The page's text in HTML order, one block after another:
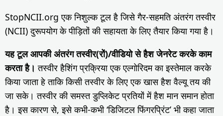
StopNCII.org एक निशुल्क टूल है जिसे गैर-सहमति अंतरंग तस्वीर
(NCII) दुरूपयोग के पीड़ितों की सहायता के लिए तैयार किया गया है।
यह टूल आपकी अंतरंग तस्वीर(रों)/वीडियो से हैश जेनरेट करके काम
करता है। तस्वीर हैशिंग प्रक्रिया एक एल्गोरिदम का इस्तेमाल करके
किया जाता हे ताकि किसी तस्वीर के लिए एक खास हैश वैल्यू तय की
जा सके। तस्वीर की समस्त डुप्लिकेट प्रतियों में हैश मान समान होता
है। इस कारण से, इसे कभी-कभी ‘डिजिटल फिंगरप्रिंट’ भी कहा जाता